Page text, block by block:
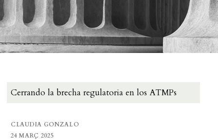
Cerrando la brecha regulatoria en los ATMPs
CLAUDIA GONZALO
24 MARÇ 2025